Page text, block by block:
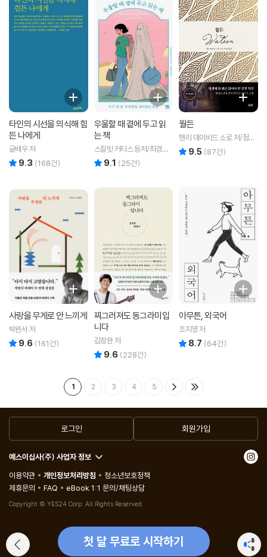
타인의 시선을 의식해 힘
든 나에게
글배우 저
9.3 (168건)
우울할 때 곁에 두고 읽
는 책
스칼릿 커티스 등저/최경은
역 9.1 (25건)
월든
헨리 데이비드 소로 저/정윤
희 역9.5 (87건)
사랑을 무게로 안 느끼게
박완서 저
9.6 (161건)
찌그러져도 동그라미입
니다
김창완 저
9.6 (228건)
아무튼, 외국어
조지영 저
8.7 (64건)
1 2 3 4 5
첫 달 무료로 시작하기
로그인 회원가입
예스이십사(주) 사업자 정보
이용약관
개인정보처리방침
청소년보호정책
제휴문의
FAQ eBook 1:1 문의/채팅상담
Copyright © YES24 Corp. All Rights Reserved.